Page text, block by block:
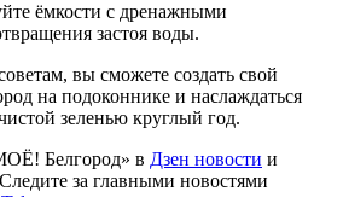
ёмкости с дренажными
застоя воды.
вы сможете создать свой
на подоконнике и наслаждаться
зеленью круглый год.
Белгород» в Дзен новости и
за главными новостями